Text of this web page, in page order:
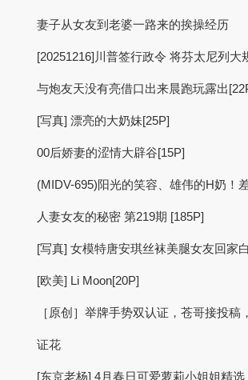
妻子从女友到老婆一路来的挨操经历
[20251216]川普签行政令 将芬太尼列大
与炮友天没有亮借口出来晨跑玩露出
[写真] 漂亮的大奶妹[25P]
00后娇妻的涩情大辟谷[15P]
(MIDV-695)阳光的笑容、雄伟的H奶！
人妻女友的秘密 第219期 [185P]
[写真] 女模特唐安琪丝袜美腿女友回家
[欧美] Li Moon[20P]
［原创］举牌手势双认证，苍哥接投稿
证花
[东京老杨] 4月春日可爱萝莉小姐姐精选